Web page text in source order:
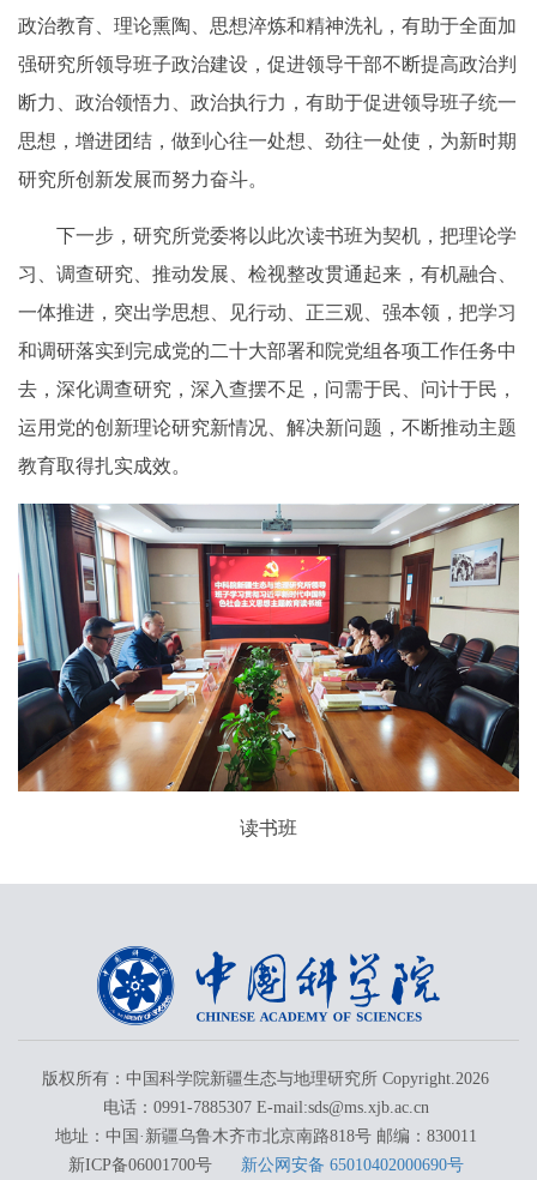
政治教育、理论熏陶、思想淬炼和精神洗礼，有助于全面加
强研究所领导班子政治建设，促进领导干部不断提高政治判
断力、政治领悟力、政治执行力，有助于促进领导班子统一
思想，增进团结，做到心往一处想、劲往一处使，为新时期
研究所创新发展而努力奋斗。
下一步，研究所党委将以此次读书班为契机，把理论学
习、调查研究、推动发展、检视整改贯通起来，有机融合、
一体推进，突出学思想、见行动、正三观、强本领，把学习
和调研落实到完成党的二十大部署和院党组各项工作任务中
去，深化调查研究，深入查摆不足，问需于民、问计于民，
运用党的创新理论研究新情况、解决新问题，不断推动主题
教育取得扎实成效。
读书班
版权所有：中国科学院新疆生态与地理研究所 Copyright. 2026
电话：0991-7885307 E-mail:sds@ms.xjb.ac.cn
地址：中国·新疆乌鲁木齐市北京南路818号 邮编：830011
新ICP备06001700号 新公网安备 65010402000690号